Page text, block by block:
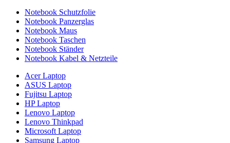
Notebook Schutzfolie
Notebook Panzerglas
Notebook Maus
Notebook Taschen
Notebook Ständer
Notebook Kabel & Netzteile
Acer Laptop
ASUS Laptop
Fujitsu Laptop
HP Laptop
Lenovo Laptop
Lenovo Thinkpad
Microsoft Laptop
Samsung Laptop